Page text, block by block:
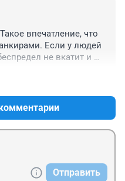
впечатление, что
Если у людей
не вкатит и
Отправить